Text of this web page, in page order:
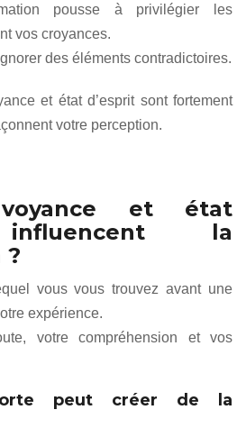
pousse à privilégier les
vos croyances.
des éléments contradictoires.
et état d’esprit sont fortement
votre perception.
voyance et état
la
?
vous vous trouvez avant une
expérience.
votre compréhension et vos
peut créer de la